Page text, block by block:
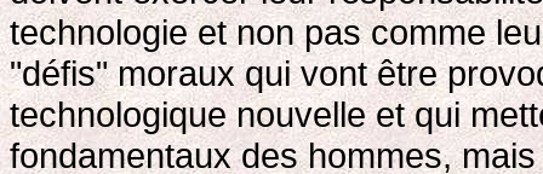
technologie et non pas comme
"défis" moraux qui vont être
technologique nouvelle et qui
fondamentaux des hommes,